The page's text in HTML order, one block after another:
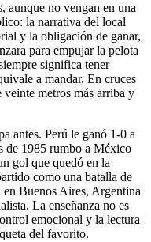
aunque no vengan en una
la narrativa del local
y la obligación de ganar,
para empujar la pelota
significa tener
a mandar. En cruces
veinte metros más arriba y
antes. Perú le ganó 1-0 a
de 1985 rumbo a México
gol que quedó en la
como una batalla de
Buenos Aires, Argentina
La enseñanza no es
emocional y la lectura
del favorito.